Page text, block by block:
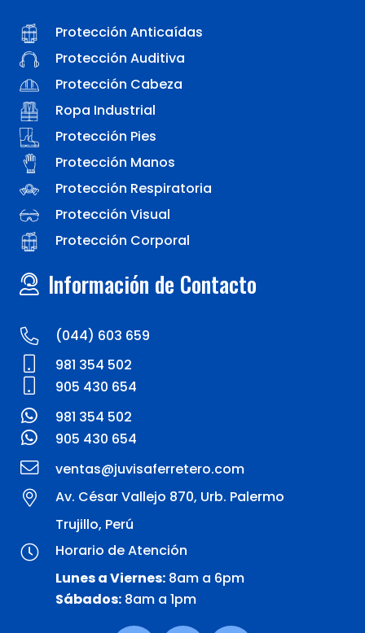
Protección Anticaídas
Protección Auditiva
Protección Cabeza
Ropa Industrial
Protección Pies
Protección Manos
Protección Respiratoria
Protección Visual
Protección Corporal
Información de Contacto
(044) 603 659
981 354 502
905 430 654
981 354 502
905 430 654
ventas@juvisaferretero.com
Av. César Vallejo 870, Urb. Palermo
Trujillo, Perú
Horario de Atención
Lunes a Viernes: 8am a 6pm
Sábados: 8am a 1pm